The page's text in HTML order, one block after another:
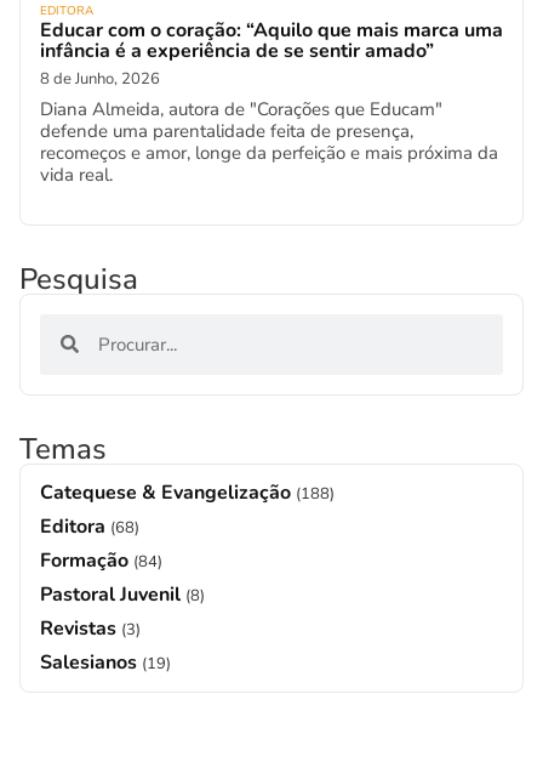
EDITORA
Educar com o coração: “Aquilo que mais marca uma
infância é a experiência de se sentir amado”
8 de Junho, 2026
Diana Almeida, autora de "Corações que Educam"
defende uma parentalidade feita de presença,
recomeços e amor, longe da perfeição e mais próxima da
vida real.
Pesquisa
Temas
Catequese & Evangelização (188)
Editora (68)
Formação (84)
Pastoral Juvenil (8)
Revistas (3)
Salesianos (19)